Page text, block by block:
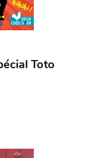
Toto